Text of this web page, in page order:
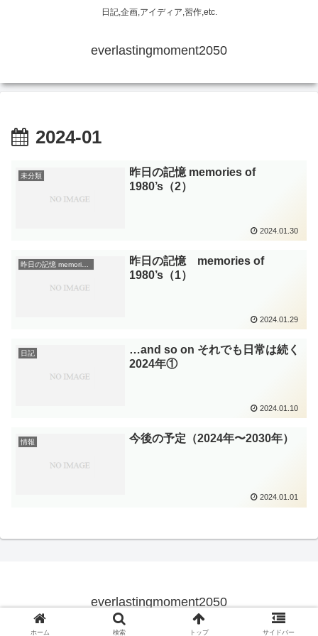
日記,企画,アイディア,習作,etc.
everlastingmoment2050
2024-01
未分類
昨日の記憶 memories of
1980’s（2）
2024.01.30
昨日の記憶 memories of
1980’s（1）
2024.01.29
日記
…and so on それでも日常は続く
2024年①
2024.01.10
情報 今後の予定（2024年〜2030年）
2024.01.01
everlastingmoment2050
© 2023 everlastingmoment2050.
ホーム 検索 トップ サイドバー